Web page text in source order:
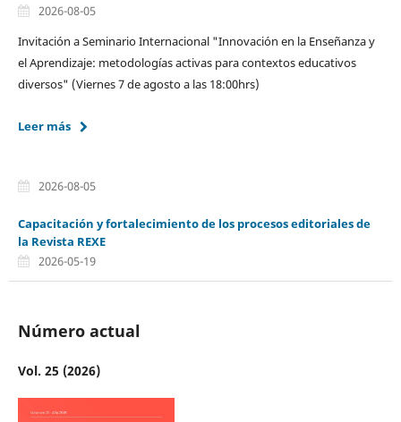
2026-08-05
Invitación a Seminario Internacional "Innovación en la Enseñanza y
el Aprendizaje: metodologías activas para contextos educativos
diversos" (Viernes 7 de agosto a las 18:00hrs)
Leer más
2026-08-05
Capacitación y fortalecimiento de los procesos editoriales de
la Revista REXE
2026-05-19
Número actual
Vol. 25 (2026)